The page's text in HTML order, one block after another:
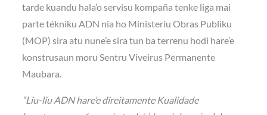
tarde kuandu hala’o servisu kompaña tenke liga mai
parte tékniku ADN nia ho Ministeriu Obras Publiku
(MOP) sira atu nune’e sira tun ba terrenu hodi hare’e
konstrusaun moru Sentru Viveirus Permanente
Maubara.
“Liu-liu ADN hare’e direitamente Kualidade